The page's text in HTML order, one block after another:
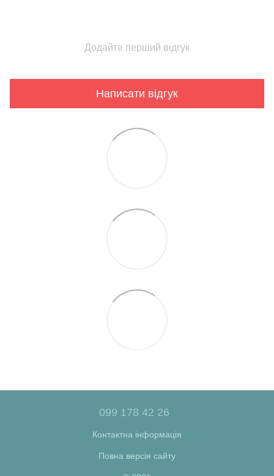
Додайте перший відгук
Написати відгук
099 178 42 26
Контактна інформація
Повна версія сайту